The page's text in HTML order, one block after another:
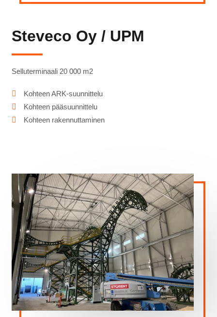
Steveco Oy / UPM
Selluterminaali 20 000 m2
Kohteen ARK-suunnittelu
Kohteen pääsuunnittelu
Kohteen rakennuttaminen